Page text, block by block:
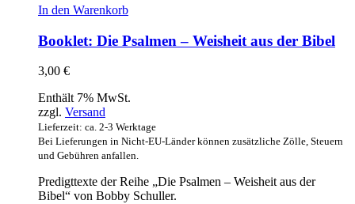
In den Warenkorb
Booklet: Die Psalmen – Weisheit aus der Bibel
3,00 €
Enthält 7% MwSt.
zzgl. Versand
Lieferzeit: ca. 2-3 Werktage
Bei Lieferungen in Nicht-EU-Länder können zusätzliche Zölle, Steuern
und Gebühren anfallen.
Predigttexte der Reihe „Die Psalmen – Weisheit aus der
Bibel“ von Bobby Schuller.